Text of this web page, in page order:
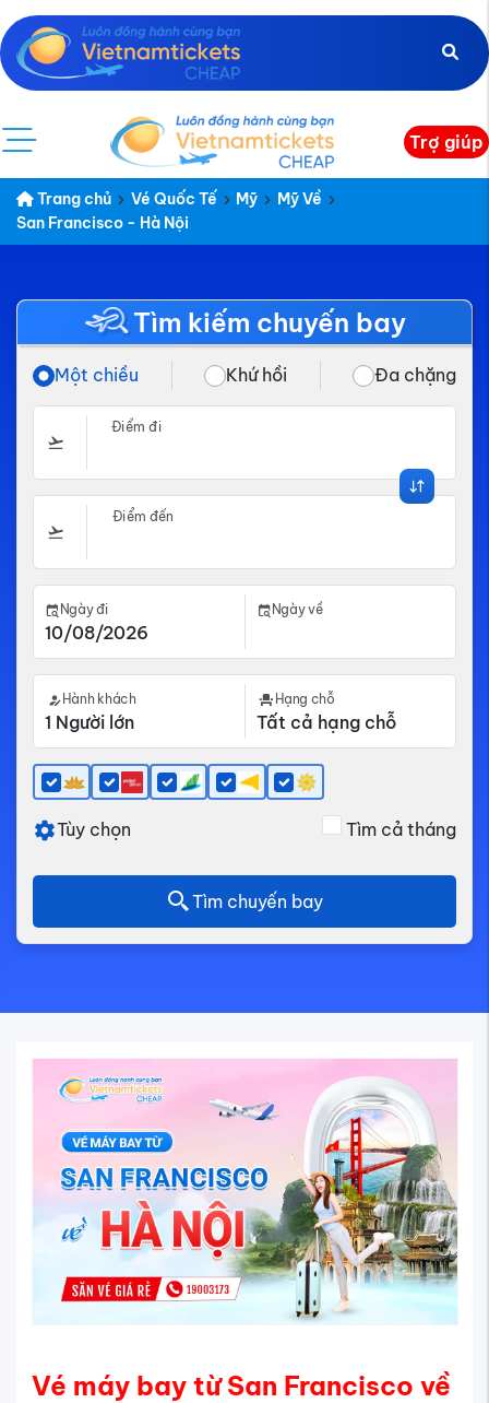
Trợ giúp
Trang chủ Vé Quốc Tế Mỹ
Mỹ Về
San Francisco - Hà Nội
Tìm kiếm chuyến bay
Một chiều Khứ hồi Đa chặng
Điểm đi
Điểm đến
Ngày đi Ngày về
Hành khách Hạng chỗ
Tùy chọn Tìm cả tháng
Tìm chuyến bay
Vé máy bay từ San Francisco về